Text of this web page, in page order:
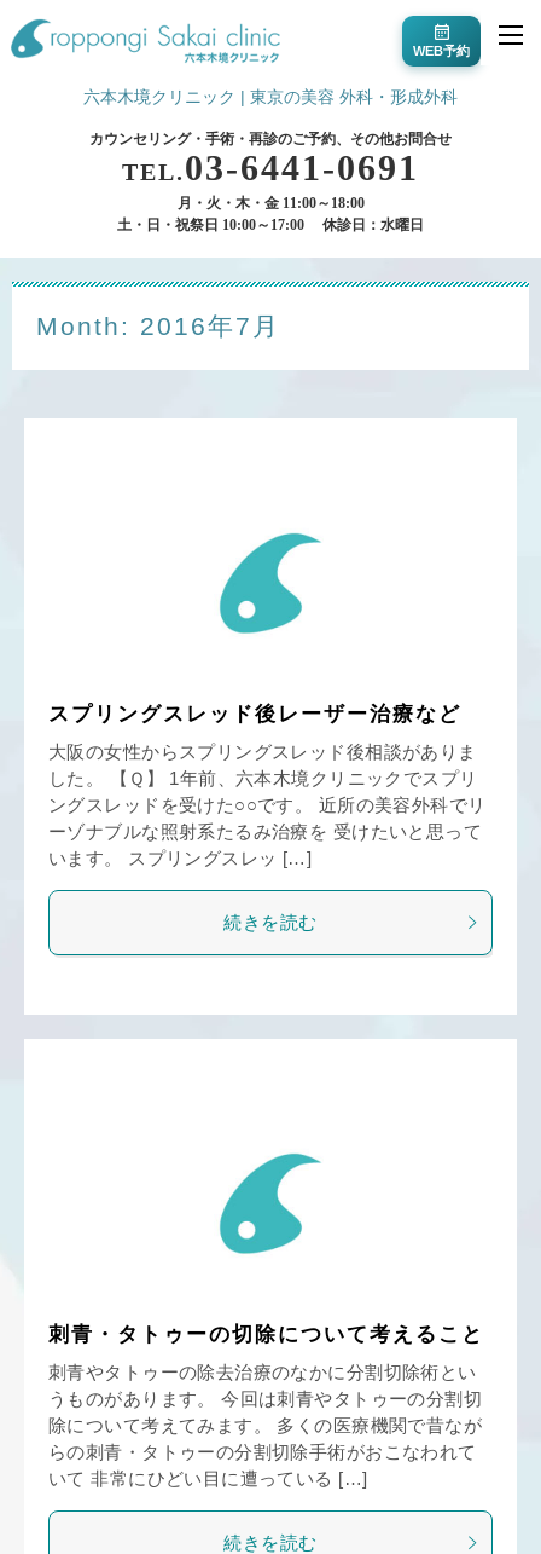
WEB予約
六本木境クリニック | 東京の美容 外科・形成外科
カウンセリング・手術・再診のご予約、その他お問合せ
TEL.03-6441-0691
月・火・木・金 11:00～18:00
土・日・祝祭日 10:00～17:00
休診日：水曜日
Month: 2016年7月
スプリングスレッド後レーザー治療など
大阪の女性からスプリングスレッド後相談がありま
した。 【Ｑ】 1年前、六本木境クリニックでスプリ
ングスレッドを受けた○○です。 近所の美容外科でリ
ーゾナブルな照射系たるみ治療を 受けたいと思って
います。 スプリングスレッ […]
続きを読む
刺青・タトゥーの切除について考えること
刺青やタトゥーの除去治療のなかに分割切除術とい
うものがあります。 今回は刺青やタトゥーの分割切
除について考えてみます。 多くの医療機関で昔なが
らの刺青・タトゥーの分割切除手術がおこなわれて
いて 非常にひどい目に遭っている […]
続きを読む